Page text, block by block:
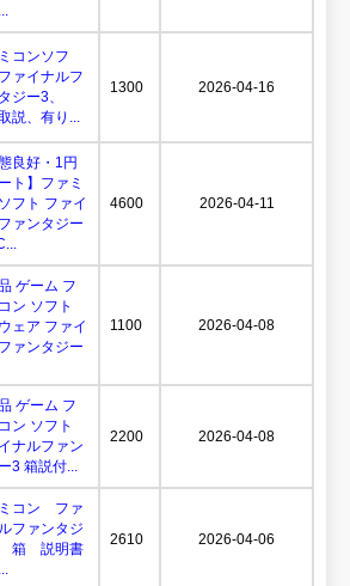
コンソフ
ァイナルフ
ジー3、
説、有り...
1300 2026-04-16
態良好・1円
ト】ファミ
フト ファイ
ァンタジー
4600 2026-04-11
ゲーム フ
ン ソフト
ェア ファイ
ァンタジー
1100 2026-04-08
ゲーム フ
ン ソフト
ナルファン
3 箱説付...
2200 2026-04-08
コン ファ
ファンタジ
箱 説明書
2610 2026-04-06